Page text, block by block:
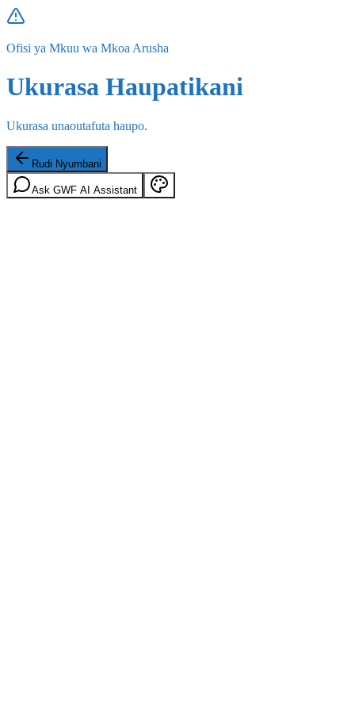
Ofisi ya Mkuu wa Mkoa Arusha
Ukurasa Haupatikani
Ukurasa unaoutafuta haupo.
Rudi Nyumbani
Ask GWF AI Assistant